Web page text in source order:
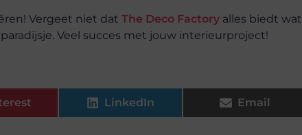
Vergeet niet dat The Deco Factory alles biedt wat
Veel succes met jouw interieurproject!
LinkedIn Email